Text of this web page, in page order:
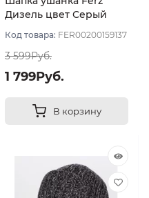
Дизель цвет Серый
Код товара: FER00200159137
3 599Руб.
1 799Руб.
В корзину